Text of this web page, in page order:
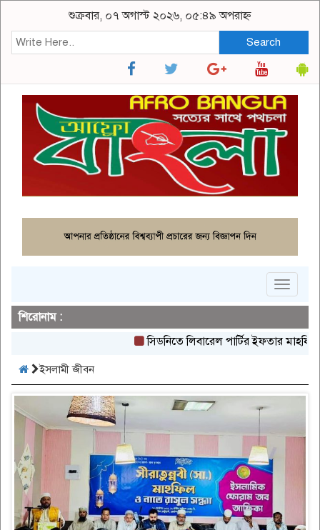
শুক্রবার, ০৭ অগাস্ট ২০২৬, ০৫:৪৯ অপরাহ্ন
Search
Toggle
শিরোনাম :
সিডনিতে লিবারেল পার্টির ইফতার মাহফিল
ইসলামী জীবন